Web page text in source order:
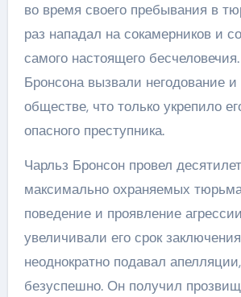
во время своего пребывания в
раз нападал на сокамерников и
самого настоящего
Бронсона вызвали негодование
обществе, что только укрепило
опасного преступника.
Чарльз Бронсон провел
максимально охраняемых
поведение и проявление
увеличивали его срок
неоднократно подавал
безуспешно. Он получил